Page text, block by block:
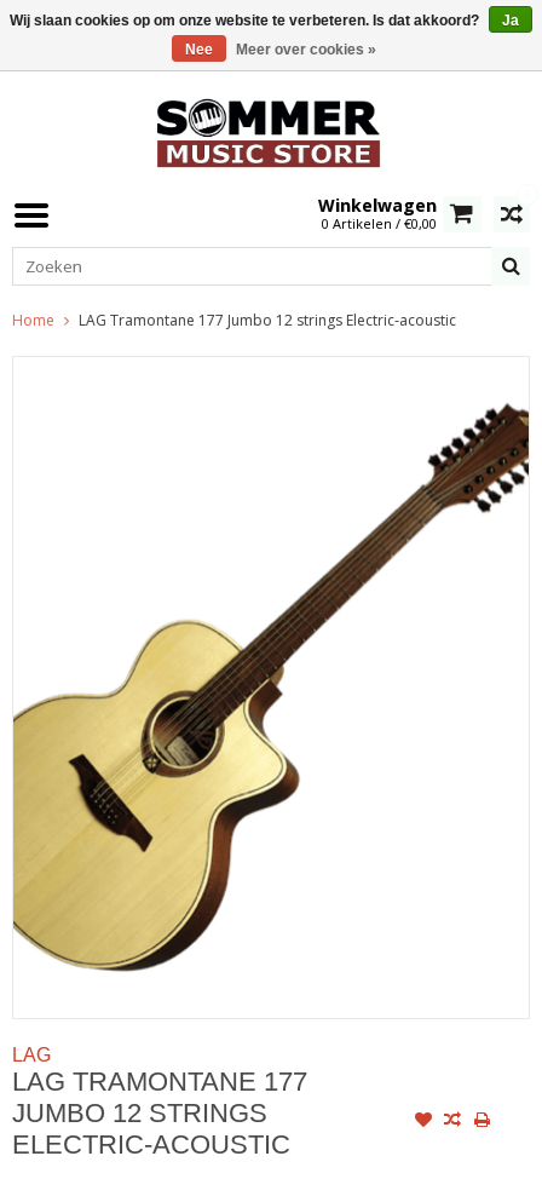
Winkelwagen
0 Artikelen / €0,00
Home LAG Tramontane 177 Jumbo 12 strings Electric-acoustic
LAG
LAG TRAMONTANE 177
JUMBO 12 STRINGS
ELECTRIC-ACOUSTIC
Wij slaan cookies op om onze website te verbeteren. Is dat akkoord?
Ja
Nee
Meer over cookies »